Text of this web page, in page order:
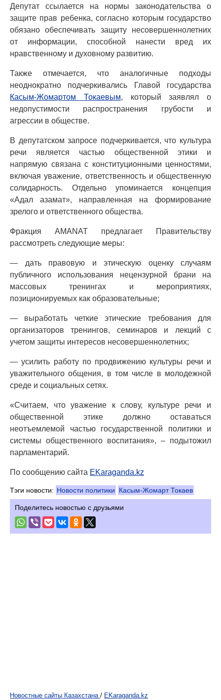
Депутат ссылается на нормы законодательства о
защите прав ребенка, согласно которым государство
обязано обеспечивать защиту несовершеннолетних
от информации, способной нанести вред их
нравственному и духовному развитию.
Также отмечается, что аналогичные подходы
неоднократно подчеркивались Главой государства
Касым-Жомартом Токаевым, который заявлял о
недопустимости распространения грубости и
агрессии в обществе.
В депутатском запросе подчеркивается, что культура
речи является частью общественной этики и
напрямую связана с конституционными ценностями,
включая уважение, ответственность и общественную
солидарность. Отдельно упоминается концепция
«Адал азамат», направленная на формирование
зрелого и ответственного общества.
Фракция AMANAT предлагает Правительству
рассмотреть следующие меры:
— дать правовую и этическую оценку случаям
публичного использования нецензурной брани на
массовых тренингах и мероприятиях,
позиционируемых как образовательные;
— выработать четкие этические требования для
организаторов тренингов, семинаров и лекций с
учетом защиты интересов несовершеннолетних;
— усилить работу по продвижению культуры речи и
уважительного общения, в том числе в молодежной
среде и социальных сетях.
«Считаем, что уважение к слову, культуре речи и
общественной этике должно оставаться
неотъемлемой частью государственной политики и
системы общественного воспитания», – подытожил
парламентарий.
По сообщению сайта EKaraganda.kz
Тэги новости: Новости политики Касым-Жомарт Токаев
Поделитесь новостью с друзьями
Новостные сайты Казахстана / EKaraganda.kz